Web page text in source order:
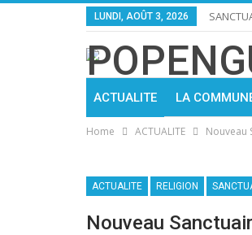
LUNDI, AOÛT 3, 2026
ACTUALITE LA
Home ACTUALITE Nouveau
ACTUALITE RELIGION
Nouveau